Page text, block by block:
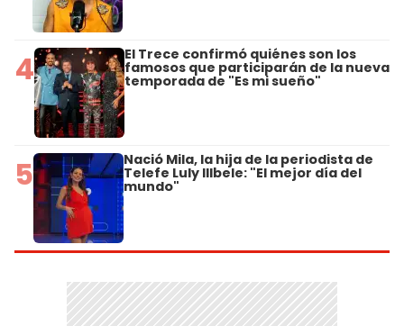
4 El Trece confirmó quiénes son los
famosos que participarán de la nueva
temporada de "Es mi sueño"
5 Nació Mila, la hija de la periodista de
Telefe Luly Illbele: "El mejor día del
mundo"